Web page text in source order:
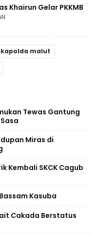
Khairun Gelar PKKMB
kapolda malut
Tewas Gantung
Miras di
Kembali SKCK Cagub
Kasuba
Cakada Berstatus